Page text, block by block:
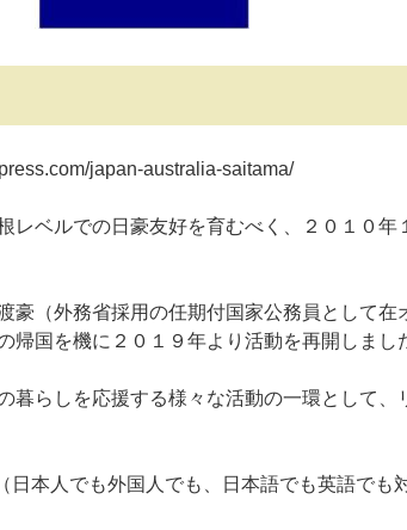
japan-australia-saitama/
ベルでの日豪友好を育むべく、２０１０年
（外務省採用の任期付国家公務員として在
帰国を機に２０１９年より活動を再開しまし
らしを応援する様々な活動の一環として、
日本人でも外国人でも、日本語でも英語でも